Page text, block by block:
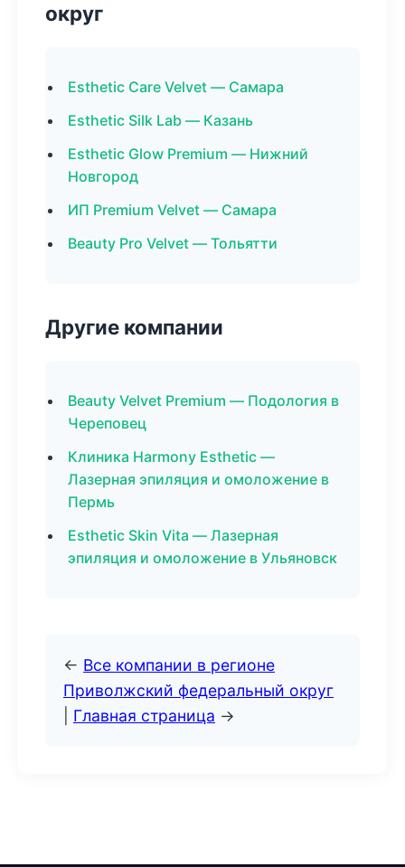
округ
Esthetic Care Velvet — Самара
Esthetic Silk Lab — Казань
Esthetic Glow Premium — Нижний
Новгород
ИП Premium Velvet — Самара
Beauty Pro Velvet — Тольятти
Другие компании
Beauty Velvet Premium — Подология в
Череповец
Клиника Harmony Esthetic —
Лазерная эпиляция и омоложение в
Пермь
Esthetic Skin Vita — Лазерная
эпиляция и омоложение в Ульяновск
← Все компании в регионе
Приволжский федеральный округ
Главная страница →